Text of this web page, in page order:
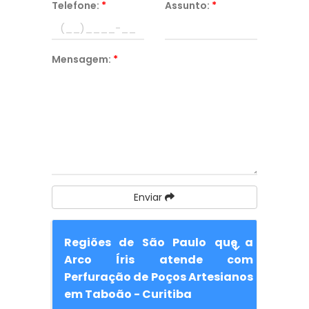
Telefone: * Assunto: *
Mensagem: *
Enviar
Regiões de São Paulo que a
Arco Íris atende com
Perfuração de Poços Artesianos
em Taboão - Curitiba